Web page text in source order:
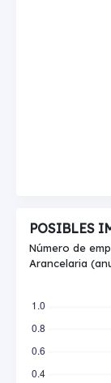
POSIBLES
Número de
Arancelaria